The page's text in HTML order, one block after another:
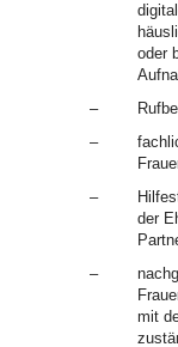
oder
–
–
–
der
–
mit